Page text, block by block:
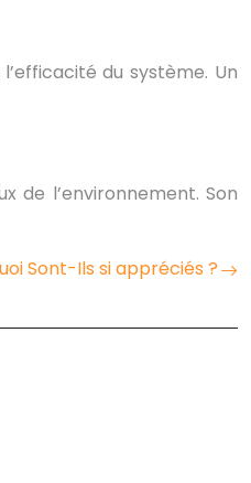
du système. Un
de l’environnement. Son
Sont-Ils si appréciés ?